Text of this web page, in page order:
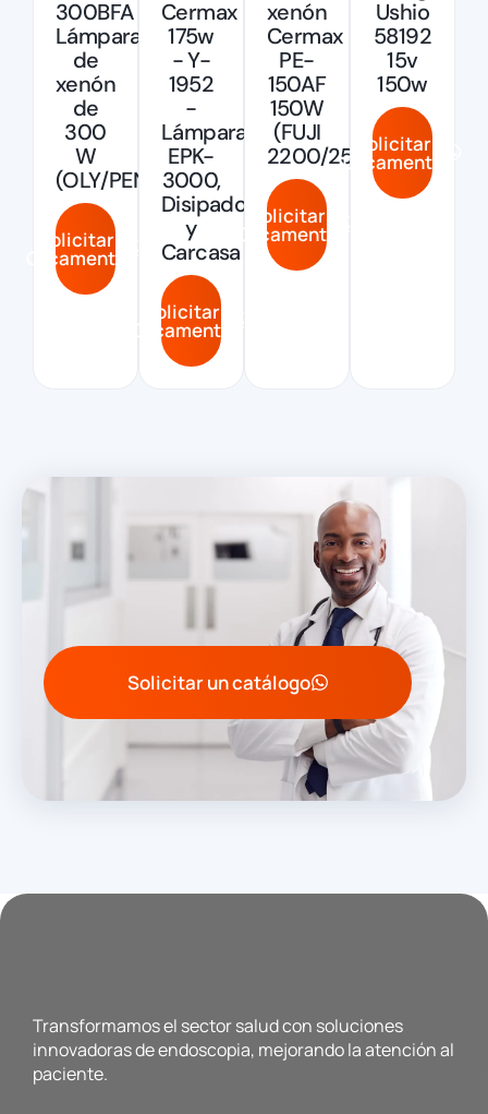
300BFA
Lámpara
de
xenón
de
300
W
(OLY/PEN/FUJ4400)
Solicitar
Orçamento
Cermax
175w
- Y-
1952
-
Lámpara
EPK-
3000,
Disipador
y
Carcasa
Solicitar
Orçamento
xenón
Cermax
PE-
150AF
150W
(FUJI
2200/2500/3200)
Solicitar
Orçamento
Ushio
58192
15v
150w
Solicitar
Orçamento
Solicitar un catálogo
Transformamos el sector salud con soluciones
innovadoras de endoscopia, mejorando la atención al
paciente.